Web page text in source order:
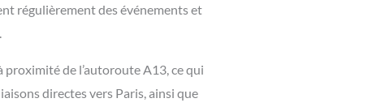
régulièrement des événements et
proximité de l’autoroute A13, ce qui
directes vers Paris, ainsi que